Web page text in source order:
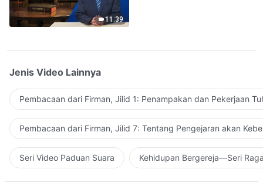
11:39
Jenis Video Lainnya
Pembacaan dari Firman, Jilid 1: Penampakan dan Pekerjaan
Pembacaan dari Firman, Jilid 7: Tentang Pengejaran akan
Seri Video Paduan Suara Kehidupan Bergereja—Seri